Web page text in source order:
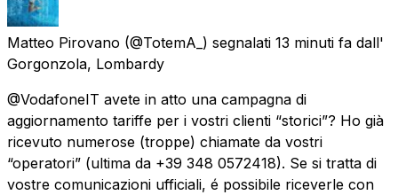
Matteo Pirovano (@TotemA_) segnalati 13 minuti fa dall'
Gorgonzola, Lombardy
@VodafoneIT avete in atto una campagna di
aggiornamento tariffe per i vostri clienti “storici”? Ho già
ricevuto numerose (troppe) chiamate da vostri
“operatori” (ultima da +39 348 0572418). Se si tratta di
vostre comunicazioni ufficiali, é possibile riceverle con